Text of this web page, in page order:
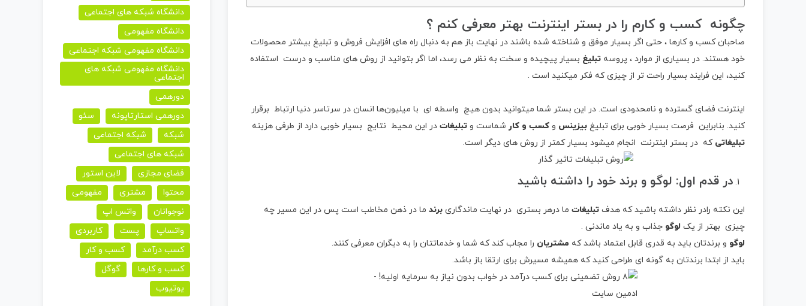
چگونه کسب و کارم را در بستر اینترنت بهتر معرفی کنم ؟
صاحبان کسب و کارها ، حتی اگر بسیار موفق و شناخته شده باشند در نهایت باز هم به دنبال راه های افزایش فروش و تبلیغ بیشتر محصولات
خود هستند. در بسیاری از موارد ، پروسه تبلیغ بسیار پیچیده و سخت به نظر می رسد، اما اگر بتوانید از روش های مناسب و درست استفاده
کنید، این فرایند بسیار راحت تر از چیزی که فکر میکنید است .
اینترنت فضای گسترده و نامحدودی است. در این بستر شما میتوانید بدون هیچ واسطه ای با میلیون‌ها انسان در سرتاسر دنیا ارتباط برقرار
کنید. بنابراین فرصت بسیار خوبی برای تبلیغ بیزینس و کسب و کار شماست و تبلیغات در این محیط نتایج بسیار خوبی دارد از طرفی هزینه
تبلیغاتی که در بستر اینترنت انجام میشود بسیار کمتر از روش های دیگر است.
در قدم اول: لوگو و برند خود را داشته باشید
این نکته رادر نظر داشته باشید که هدف تبلیغات ما درهر بستری در نهایت ماندگاری برند ما در ذهن مخاطب است پس در این مسیر چه
چیزی بهتر از یک لوگو جذاب و به یاد ماندنی .
لوگو و برندتان باید به قدری قابل اعتماد باشد که مشتریان را مجاب کند که شما و خدماتتان را به دیگران معرفی کنند.
باید از ابتدا برندتان به گونه ای طراحی کنید که همیشه مسیرش برای ارتقا باز باشد.
دانشگاه شبکه های اجتماعی
دانشگاه مفهومی
دانشگاه مفهومی شبکه اجتماعی
دانشگاه مفهومی شبکه های
اجتماعی
دورهمی
دورهمی استارتاپونه
سئو
شبکه
شبکه اجتماعی
شبکه های اجتماعی
فضای مجازی
لاین استور
محتوا
مشتری
مفهومی
نوجوانان
واتس اپ
واتساپ
پست
کاربردی
کسب درآمد
کسب و کار
کسب و کارها
گوگل
یوتیوب